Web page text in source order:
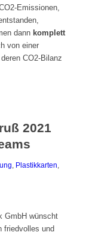
Emissionen,
dann komplett
von einer
CO2-Bilanz
2021
Plastikkarten
GmbH wünscht
friedvolles und